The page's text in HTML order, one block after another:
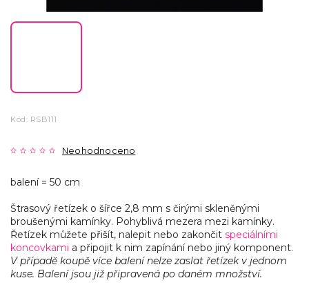
Kód: RSB111
Neohodnoceno
balení = 50 cm
Štrasový řetízek o šířce 2,8 mm s čirými skleněnými
broušenými kamínky. Pohyblivá mezera mezi kamínky.
Řetízek můžete přišít, nalepit nebo zakončit speciálními
koncovkami a připojit k nim zapínání nebo jiný komponent.
V případě koupě více balení nelze zaslat řetízek v jednom
kuse. Balení jsou již připravená po daném množství.